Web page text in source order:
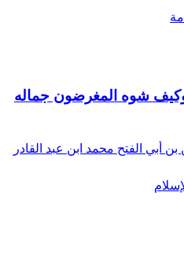
وكيف شوه المغرضون جماله
أبي الفتح محمد ابن عبد القادر
الجيلاني الحسني